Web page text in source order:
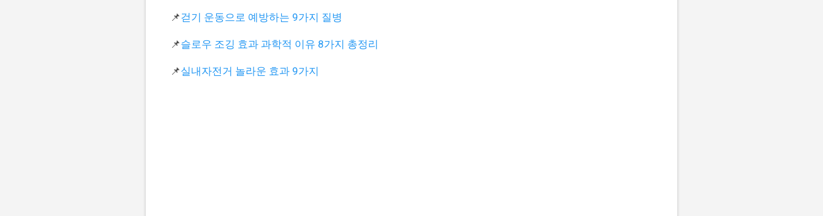
📌걷기 운동으로 예방하는 9가지 질병
📌슬로우 조깅 효과 과학적 이유 8가지 총정리
📌실내자전거 놀라운 효과 9가지